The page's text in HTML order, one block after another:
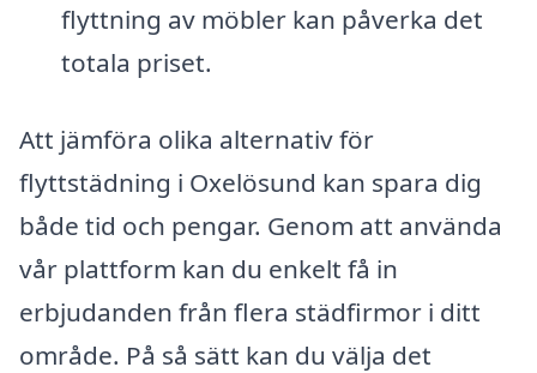
flyttning av möbler kan påverka det
totala priset.
Att jämföra olika alternativ för
flyttstädning i Oxelösund kan spara dig
både tid och pengar. Genom att använda
vår plattform kan du enkelt få in
erbjudanden från flera städfirmor i ditt
område. På så sätt kan du välja det